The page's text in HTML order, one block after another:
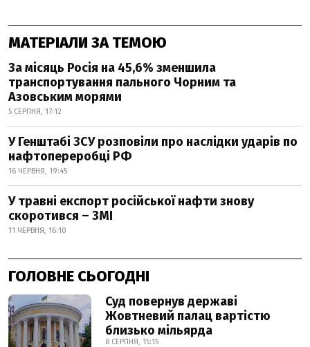
МАТЕРІАЛИ ЗА ТЕМОЮ
За місяць Росія на 45,6% зменшила
транспортування пального Чорним та
Азовським морями
5 СЕРПНЯ, 17:12
У Генштабі ЗСУ розповіли про наслідки ударів по
нафтопереробці РФ
16 ЧЕРВНЯ, 19:45
У травні експорт російської нафти знову
скоротився – ЗМІ
11 ЧЕРВНЯ, 16:10
ГОЛОВНЕ СЬОГОДНІ
Суд повернув державі
Жовтневий палац вартістю
близько мільярда
8 СЕРПНЯ, 15:15